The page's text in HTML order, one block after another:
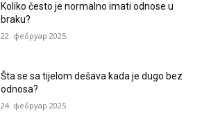
Koliko često je normalno imati odnose u
braku?
22. фебруар 2025.
Šta se sa tijelom dešava kada je dugo bez
odnosa?
24. фебруар 2025.